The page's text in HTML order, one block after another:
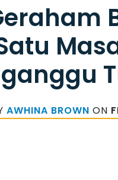
AWHINA BROWN ON